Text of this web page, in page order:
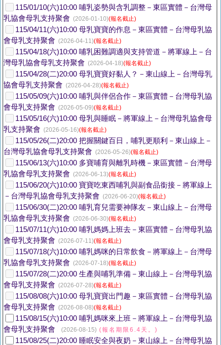
115/01/10(六)10:00 哺乳姿勢與含乳調整－東區實體－台灣母
乳協會母乳支持聚會 (2026-01-10)(報名截止)
115/04/11(六)10:00 母乳寶寶的作息－東區實體－台灣母乳協
會母乳支持聚會 (2026-04-11)(報名截止)
115/04/18(六)10:00 哺乳困難調適與支持管道－將軍線上－台
灣母乳協會母乳支持聚會 (2026-04-18)(報名截止)
115/04/28(二)20:00 母乳寶寶好黏人？－東山線上－台灣母乳
協會母乳支持聚會 (2026-04-28)(報名截止)
115/05/09(六)10:00 哺乳與伴侶合作－東區實體－台灣母乳協
會母乳支持聚會 (2026-05-09)(報名截止)
115/05/16(六)10:00 母乳與睡眠－將軍線上－台灣母乳協會母
乳支持聚會 (2026-05-16)(報名截止)
115/05/26(二)20:00 把握關鍵百日，哺乳更順利－東山線上－
台灣母乳協會母乳支持聚會 (2026-05-26)(報名截止)
115/06/13(六)10:00 多寶哺育與離乳時機－東區實體－台灣母
乳協會母乳支持聚會 (2026-06-13)(報名截止)
115/06/20(六)10:00 寶寶吃東西哺乳與副食品銜接－將軍線上
－台灣母乳協會母乳支持聚會 (2026-06-20)(報名截止)
115/06/30(二)20:00 哺乳育兒需要神隊友－東山線上－台灣母
乳協會母乳支持聚會 (2026-06-30)(報名截止)
115/07/11(六)10:00 哺乳媽媽上班去－東區實體－台灣母乳協
會母乳支持聚會 (2026-07-11)(報名截止)
115/07/18(六)10:00 哺乳媽咪的日常飲食－將軍線上－台灣母
乳協會母乳支持聚會 (2026-07-18)(報名截止)
115/07/28(二)20:00 生產與哺乳準備－東山線上－台灣母乳協
會母乳支持聚會 (2026-07-28)(報名截止)
115/08/08(六)10:00 母乳寶寶出門趣－東區實體－台灣母乳協
會母乳支持聚會 (2026-08-08)(報名截止)
115/08/15(六)10:00 哺乳媽咪來上班－將軍線上－台灣母乳協
會母乳支持聚會
(2026-08-15) (報名期限6.4天。)
115/08/25(二)20:00 睡眠安全與夜奶－東山線上－台灣母乳協